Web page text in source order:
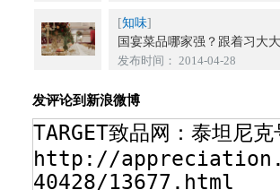
[知味]
国宴菜品哪家强？跟着习大
发布时间： 2014-04-28
发评论到新浪微博